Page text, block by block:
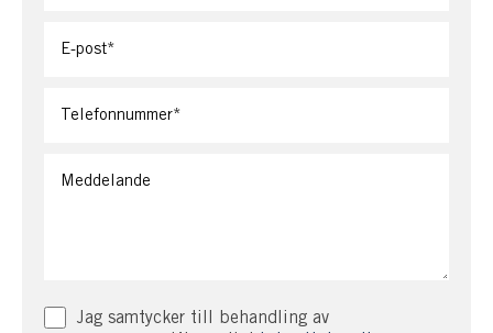
Jag samtycker till behandling av